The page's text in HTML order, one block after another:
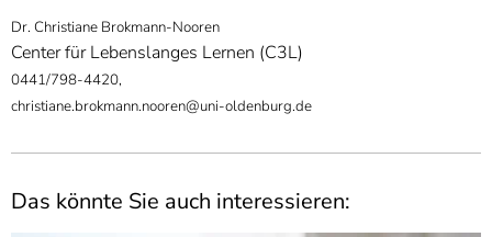
Dr. Christiane Brokmann-Nooren
Center für Lebenslanges Lernen (C3L)
0441/798-4420,
christiane.brokmann.nooren@uni-oldenburg.de
Das könnte Sie auch interessieren: